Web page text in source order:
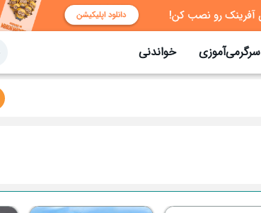
سرگرمی‌آموزی خواندنی